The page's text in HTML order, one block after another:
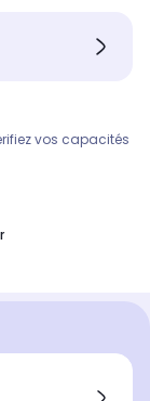
vos capacités